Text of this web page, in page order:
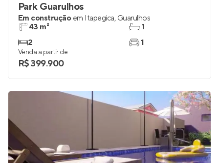
Park Guarulhos
Em construção em Itapegica, Guarulhos
43 m²
2
1
1
Venda a partir de
R$ 399.900